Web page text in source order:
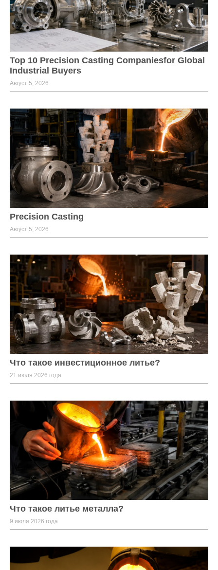
Top 10 Precision Casting Companiesfor Global
Industrial Buyers
Август 5, 2026
Precision Casting
Август 5, 2026
Что такое инвестиционное литье?
21 июля 2026 года
Что такое литье металла?
9 июля 2026 года